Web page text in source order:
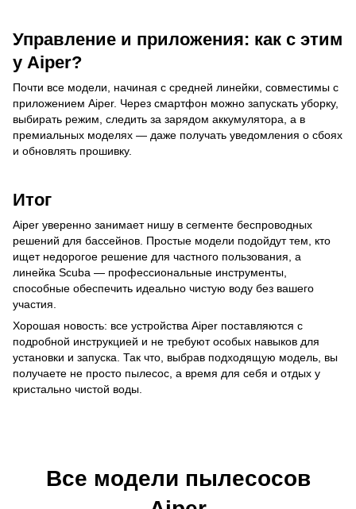
Управление и приложения: как с этим
у Aiper?
Почти все модели, начиная с средней линейки, совместимы с
приложением Aiper. Через смартфон можно запускать уборку,
выбирать режим, следить за зарядом аккумулятора, а в
премиальных моделях — даже получать уведомления о сбоях
и обновлять прошивку.
Итог
Aiper уверенно занимает нишу в сегменте беспроводных
решений для бассейнов. Простые модели подойдут тем, кто
ищет недорогое решение для частного пользования, а
линейка Scuba — профессиональные инструменты,
способные обеспечить идеально чистую воду без вашего
участия.
Хорошая новость: все устройства Aiper поставляются с
подробной инструкцией и не требуют особых навыков для
установки и запуска. Так что, выбрав подходящую модель, вы
получаете не просто пылесос, а время для себя и отдых у
кристально чистой воды.
Все модели пылесосов